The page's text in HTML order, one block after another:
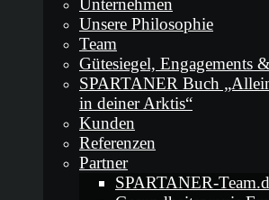
Unsere Philosophie
Team
Gütesiegel, Engagements
SPARTANER Buch
in deiner Arktis“
Kunden
Referenzen
Partner
SPARTANER-